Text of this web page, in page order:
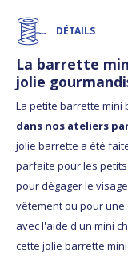
DÉTAILS
La barrette
jolie
La petite barrette
dans nos ateliers
jolie barrette a été
parfaite pour les
pour dégager le
vêtement ou pour
avec l'aide d'un mini
cette jolie barrette